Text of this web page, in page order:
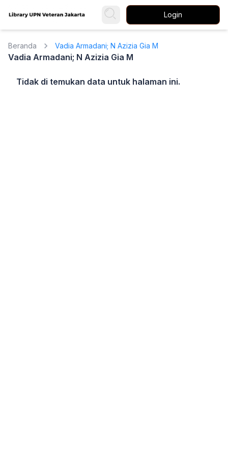
Login
Beranda Vadia Armadani; N Azizia Gia M
Vadia Armadani; N Azizia Gia M
Tidak di temukan data untuk halaman ini.